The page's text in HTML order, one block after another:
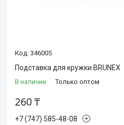
346005
Подставка для кружки BRUNEX
В наличии Только оптом
260 ₸
+7 (747) 585-48-08